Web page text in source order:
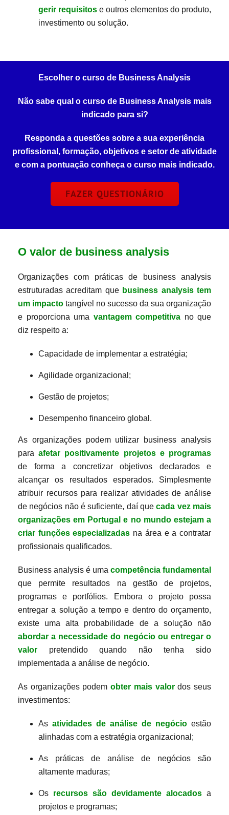
gerir requisitos e outros elementos do produto,
investimento ou solução.
Escolher o curso de Business Analysis
Não sabe qual o curso de Business Analysis mais
indicado para si?
Responda a questões sobre a sua experiência
profissional, formação, objetivos e setor de atividade
e com a pontuação conheça o curso mais indicado.
FAZER QUESTIONÁRIO
O valor de business analysis
Organizações com práticas de business analysis
estruturadas acreditam que business analysis tem
um impacto tangível no sucesso da sua organização
e proporciona uma vantagem competitiva no que
diz respeito a:
Capacidade de implementar a estratégia;
Agilidade organizacional;
Gestão de projetos;
Desempenho financeiro global.
As organizações podem utilizar business analysis
paraafetar positivamente projetos e programas
de forma a concretizar objetivos declarados e
alcançar os resultados esperados. Simplesmente
atribuir recursos para realizar atividades de análise
de negócios não é suficiente, daí quecada vez mais
organizações em Portugal e no mundo estejam a
criar funções especializadas na área e a contratar
profissionais qualificados.
Business analysis é uma competência fundamental
que permite resultados na gestão de projetos,
programas e portfólios. Embora o projeto possa
entregar a solução a tempo e dentro do orçamento,
existe uma alta probabilidade de a solução não
abordar a necessidade do negócio ou entregar o
valor pretendido quando não tenha sido
implementada a análise de negócio.
As organizações podemobter mais valordos seus
investimentos:
As atividades de análise de negócio estão
alinhadas com a estratégia organizacional;
As práticas de análise de negócios são
altamente maduras;
Os recursos são devidamente alocados a
projetos e programas;